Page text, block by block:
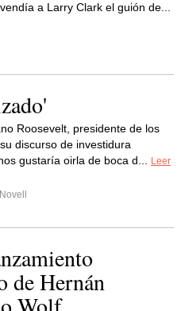
a Larry Clark el guión de...
Roosevelt, presidente de los
discurso de investidura
gustaría oirla de boca d...
Leer
de Hernán